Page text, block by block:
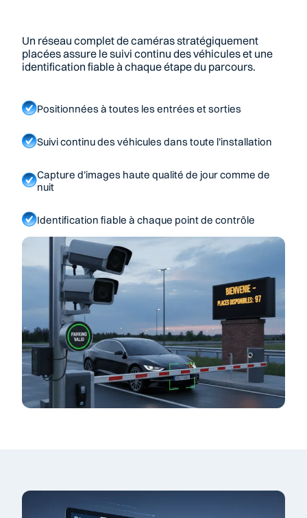
Un réseau complet de caméras stratégiquement
placées assure le suivi continu des véhicules et une
identification fiable à chaque étape du parcours.
Positionnées à toutes les entrées et sorties
Suivi continu des véhicules dans toute l’installation
Capture d’images haute qualité de jour comme de
nuit
Identification fiable à chaque point de contrôle